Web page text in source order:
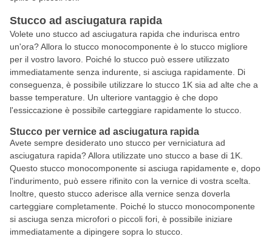
Stucco ad asciugatura rapida
Volete uno stucco ad asciugatura rapida che indurisca entro
un'ora? Allora lo stucco monocomponente è lo stucco migliore
per il vostro lavoro. Poiché lo stucco può essere utilizzato
immediatamente senza indurente, si asciuga rapidamente. Di
conseguenza, è possibile utilizzare lo stucco 1K sia ad alte che a
basse temperature. Un ulteriore vantaggio è che dopo
l'essiccazione è possibile carteggiare rapidamente lo stucco.
Stucco per vernice ad asciugatura rapida
Avete sempre desiderato uno stucco per verniciatura ad
asciugatura rapida? Allora utilizzate uno stucco a base di 1K.
Questo stucco monocomponente si asciuga rapidamente e, dopo
l'indurimento, può essere rifinito con la vernice di vostra scelta.
Inoltre, questo stucco aderisce alla vernice senza doverla
carteggiare completamente. Poiché lo stucco monocomponente
si asciuga senza microfori o piccoli fori, è possibile iniziare
immediatamente a dipingere sopra lo stucco.